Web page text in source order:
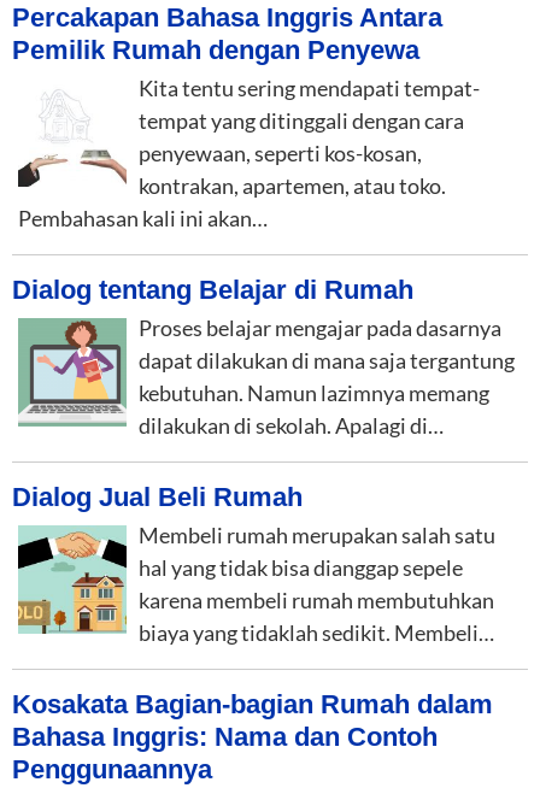
Percakapan Bahasa Inggris Antara
Pemilik Rumah dengan Penyewa
Kita tentu sering mendapati tempat-
tempat yang ditinggali dengan cara
penyewaan, seperti kos-kosan,
kontrakan, apartemen, atau toko.
Pembahasan kali ini akan…
Dialog tentang Belajar di Rumah
Proses belajar mengajar pada dasarnya
dapat dilakukan di mana saja tergantung
kebutuhan. Namun lazimnya memang
dilakukan di sekolah. Apalagi di…
Dialog Jual Beli Rumah
Membeli rumah merupakan salah satu
hal yang tidak bisa dianggap sepele
karena membeli rumah membutuhkan
biaya yang tidaklah sedikit. Membeli…
Kosakata Bagian-bagian Rumah dalam
Bahasa Inggris: Nama dan Contoh
Penggunaannya